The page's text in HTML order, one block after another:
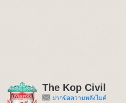
The Kop Civil
ฝากข้อความหลังไมค์